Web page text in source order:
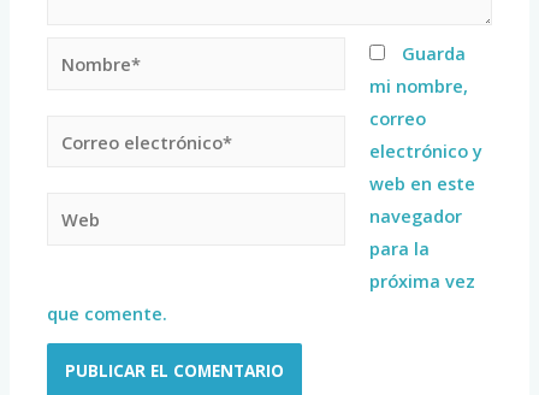
Guarda
mi nombre,
correo
electrónico y
web en este
navegador
para la
próxima vez
que comente.